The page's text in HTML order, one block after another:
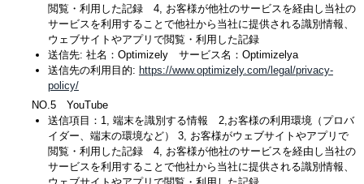
閲覧・利用した記録 4, お客様が他社のサービスを経由し当社の
サービスを利用することで他社から当社に提供される識別情報、
ウェブサイトやアプリで閲覧・利用した記録
送信先: 社名：Optimizely サービス名：Optimizelya
送信先の利用目的: https://www.optimizely.com/legal/privacy-
policy/
NO.5 YouTube
送信項目：1, 端末を識別する情報 2,お客様の利用環境（プロバ
イダー、端末の環境など） 3, お客様がウェブサイトやアプリで
閲覧・利用した記録 4, お客様が他社のサービスを経由し当社の
サービスを利用することで他社から当社に提供される識別情報、